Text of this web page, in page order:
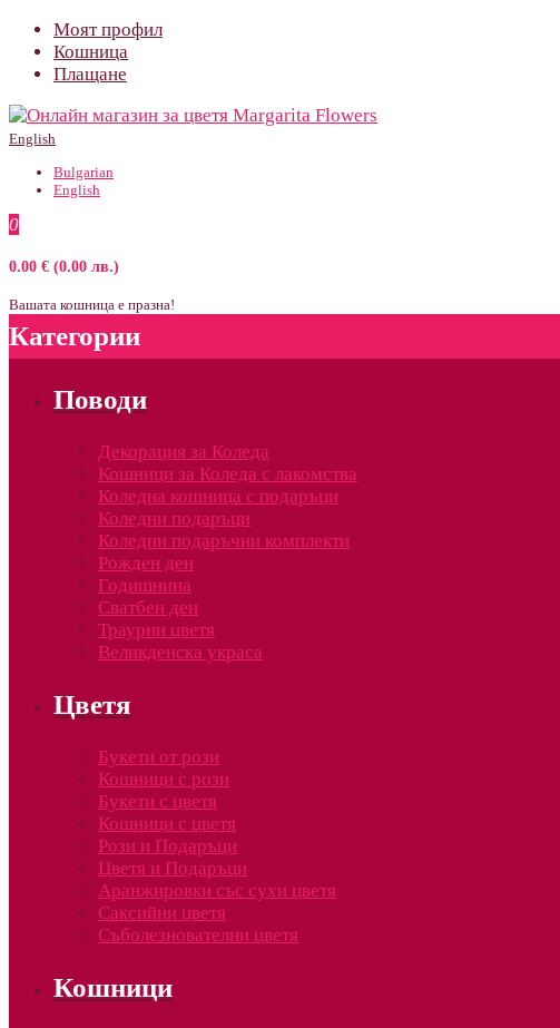
Моят профил
Кошница
Плащане
English
Bulgarian
English
0
0.00 € (0.00 лв.)
Вашата кошница е празна!
Категории
Поводи
Декорация за Коледа
Кошници за Коледа с лакомства
Коледна кошница с подаръци
Коледни подаръци
Коледни подаръчни комплекти
Рожден ден
Годишнина
Сватбен ден
Траурни цветя
Великденска украса
Цветя
Букети от рози
Кошници с рози
Букети с цветя
Кошници с цветя
Рози и Подаръци
Цветя и Подаръци
Аранжировки със сухи цветя
Саксийни цветя
Съболезнователни цветя
Кошници